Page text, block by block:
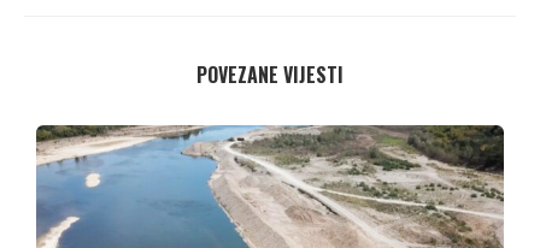
POVEZANE VIJESTI